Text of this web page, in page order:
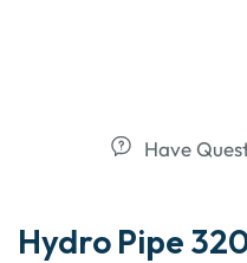
Have
Hydro Pipe